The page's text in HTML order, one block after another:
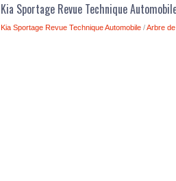
Kia Sportage Revue Technique
Kia Sportage Revue Technique Automobile /Arbre